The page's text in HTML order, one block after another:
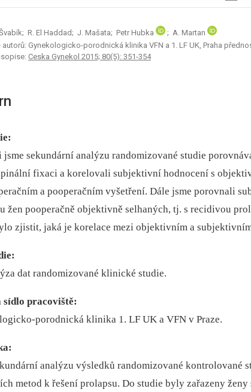
R. El Haddad; J. Mašata; Petr Hubka
; A. Martan
Gynekologicko-porodnická klinika VFN a 1. LF UK, Praha
Ceska Gynekol 2015; 80(5): 351-354
jsme sekundární analýzu randomizované studie
fixaci a korelovali subjektivní hodnocení s
a pooperačním vyšetření. Dále jsme porovnali
žen pooperačně objektivně selhaných, tj. s recidivou
zjistit, jaká je korelace mezi objektivním a
dat randomizované klinické studie.
sídlo pracoviště:
porodnická klinika 1. LF UK a VFN v Praze.
analýzu výsledků randomizované kontrolované
metod k řešení prolapsu. Do studie byly zařazeny